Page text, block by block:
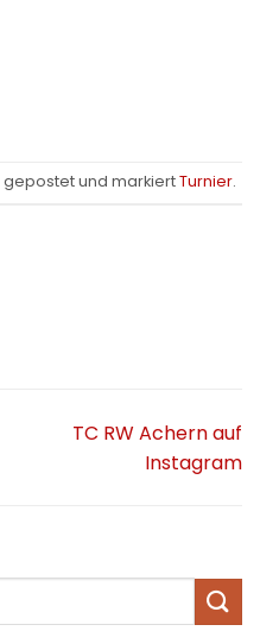
gepostet und markiertTurnier.
TC RW Achern auf
Instagram